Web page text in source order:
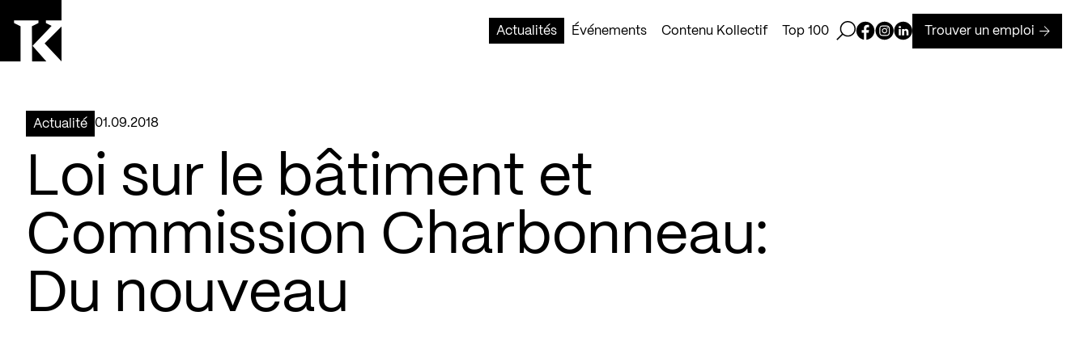
Actualités
Événements Contenu Kollectif Top 100 Ouvrir la barre de recherche
Page Facebook de Kollectif
Page Instagram de Kollectif
Page Linkedin de Kollectif
Trouver un emploi
Actualité 01.09.2018
Loi sur le bâtiment et
Commission Charbonneau:
Du nouveau